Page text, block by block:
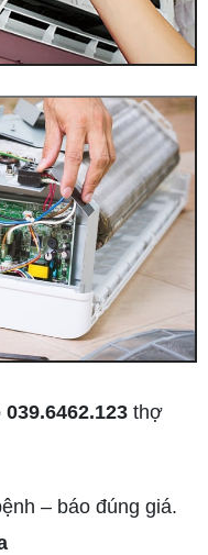
thợ
– báo đúng giá.